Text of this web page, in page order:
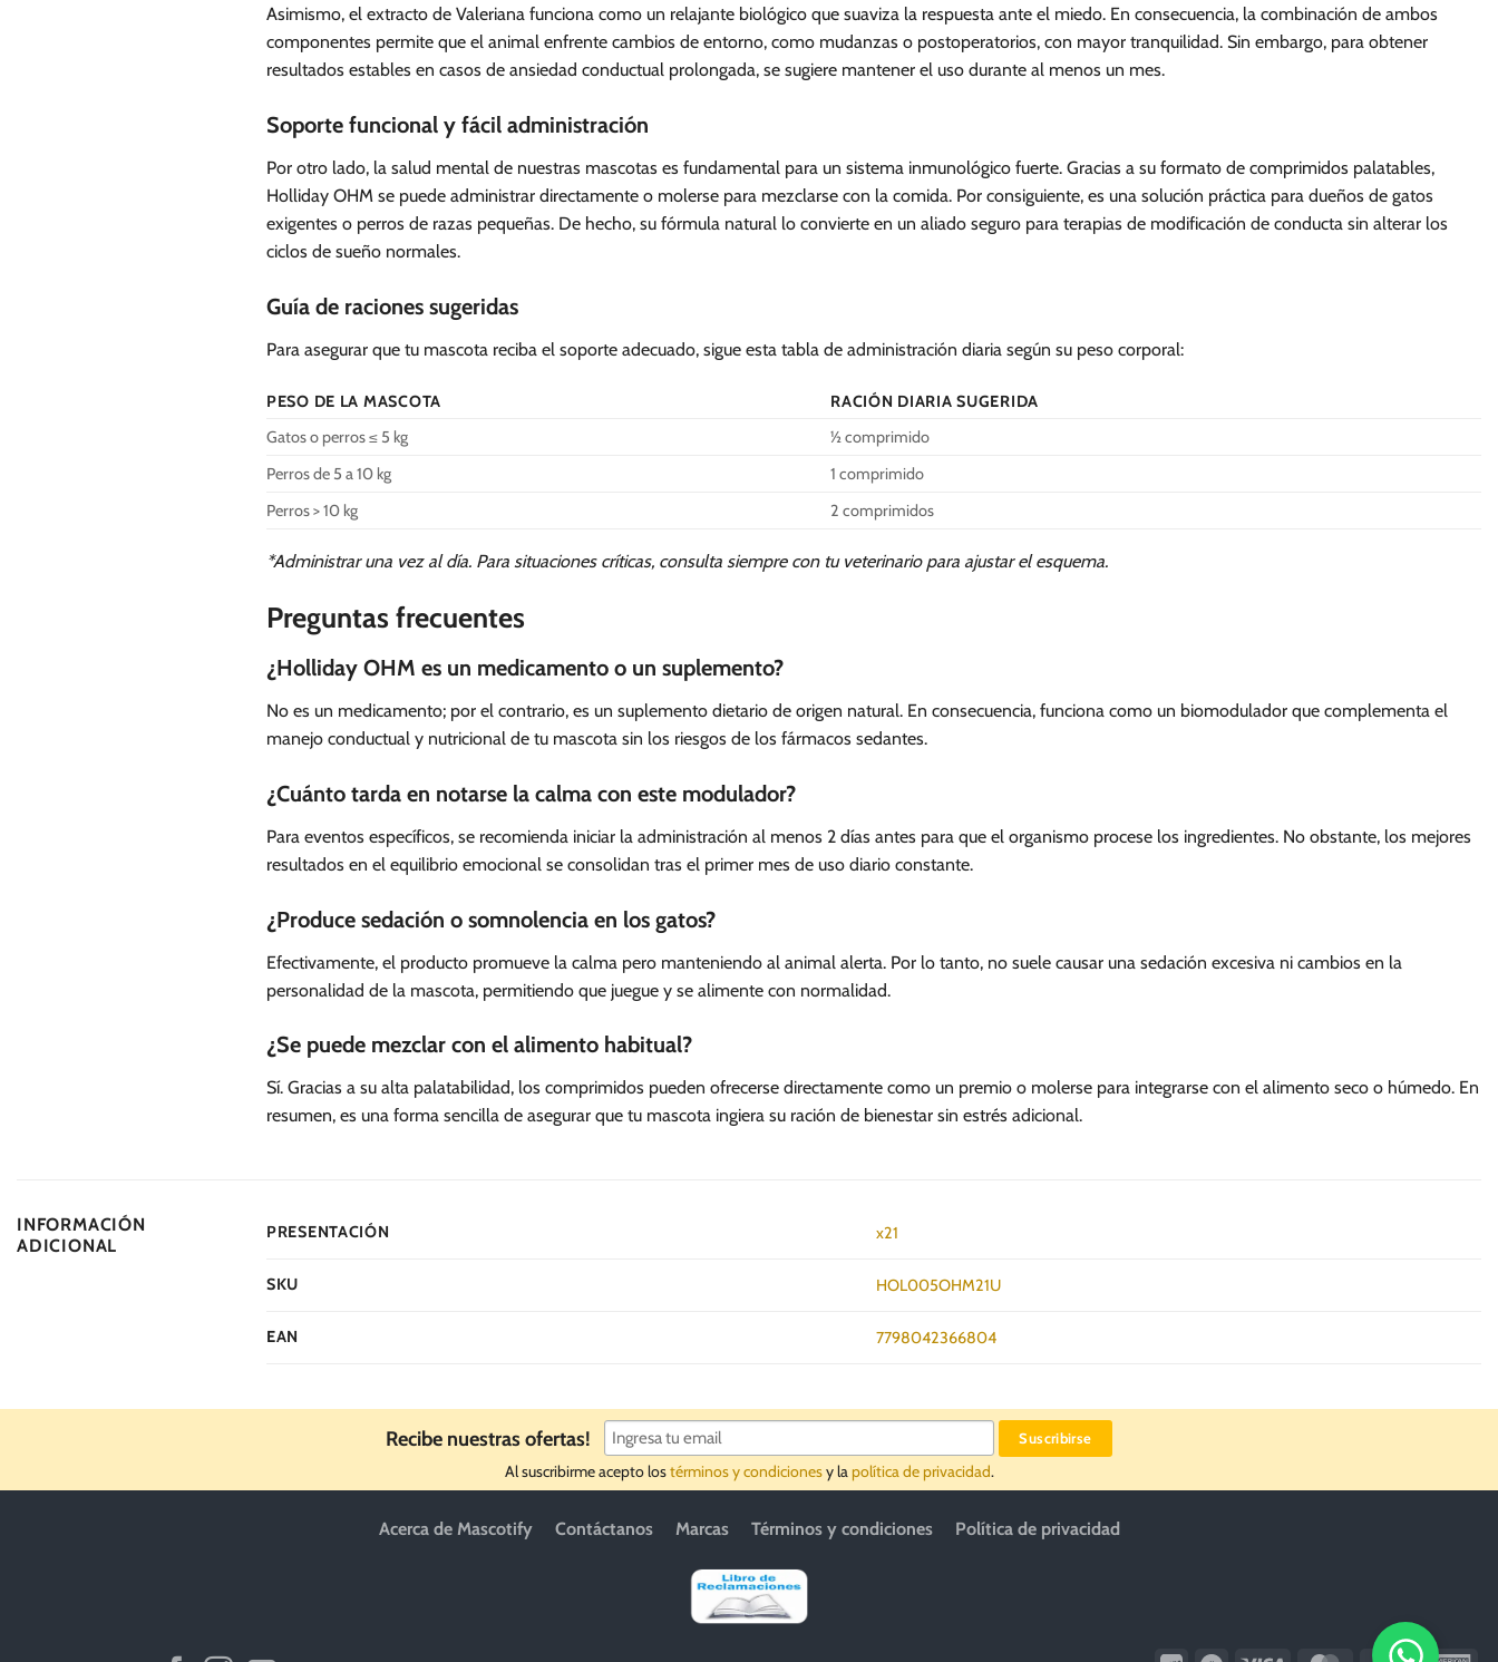
Asimismo, el extracto de Valeriana funciona como un relajante biológico que suaviza la respuesta ante el miedo. En consecuencia, la combinación de ambos
componentes permite que el animal enfrente cambios de entorno, como mudanzas o postoperatorios, con mayor tranquilidad. Sin embargo, para obtener
resultados estables en casos de ansiedad conductual prolongada, se sugiere mantener el uso durante al menos un mes.
Soporte funcional y fácil administración
Por otro lado, la salud mental de nuestras mascotas es fundamental para un sistema inmunológico fuerte. Gracias a su formato de comprimidos palatables,
Holliday OHM se puede administrar directamente o molerse para mezclarse con la comida. Por consiguiente, es una solución práctica para dueños de gatos
exigentes o perros de razas pequeñas. De hecho, su fórmula natural lo convierte en un aliado seguro para terapias de modificación de conducta sin alterar los
ciclos de sueño normales.
Guía de raciones sugeridas
Para asegurar que tu mascota reciba el soporte adecuado, sigue esta tabla de administración diaria según su peso corporal:
PESO DE LA MASCOTA
RACIÓN DIARIA SUGERIDA
Gatos o perros ≤ 5 kg
½ comprimido
Perros de 5 a 10 kg
1 comprimido
Perros > 10 kg
2 comprimidos
*Administrar una vez al día. Para situaciones críticas, consulta siempre con tu veterinario para ajustar el esquema.
Preguntas frecuentes
¿Holliday OHM es un medicamento o un suplemento?
No es un medicamento; por el contrario, es un suplemento dietario de origen natural. En consecuencia, funciona como un biomodulador que complementa el
manejo conductual y nutricional de tu mascota sin los riesgos de los fármacos sedantes.
¿Cuánto tarda en notarse la calma con este modulador?
Para eventos específicos, se recomienda iniciar la administración al menos 2 días antes para que el organismo procese los ingredientes. No obstante, los mejores
resultados en el equilibrio emocional se consolidan tras el primer mes de uso diario constante.
¿Produce sedación o somnolencia en los gatos?
Efectivamente, el producto promueve la calma pero manteniendo al animal alerta. Por lo tanto, no suele causar una sedación excesiva ni cambios en la
personalidad de la mascota, permitiendo que juegue y se alimente con normalidad.
¿Se puede mezclar con el alimento habitual?
Sí. Gracias a su alta palatabilidad, los comprimidos pueden ofrecerse directamente como un premio o molerse para integrarse con el alimento seco o húmedo. En
resumen, es una forma sencilla de asegurar que tu mascota ingiera su ración de bienestar sin estrés adicional.
INFORMACIÓN
ADICIONAL
PRESENTACIÓN x21
SKU HOL005OHM21U
EAN 7798042366804
Recibe nuestras ofertas!
Al suscribirme acepto lostérminos y condicionesy lapolítica de privacidad.
Acerca de Mascotify Contáctanos Marcas Términos y condiciones Política de privacidad